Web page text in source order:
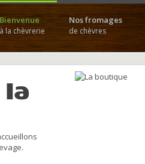
Bienvenue
à la chèvrerie
Nos fromages
de chèvres
la